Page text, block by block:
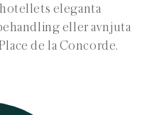
eleganta
eller avnjuta
de la Concorde.